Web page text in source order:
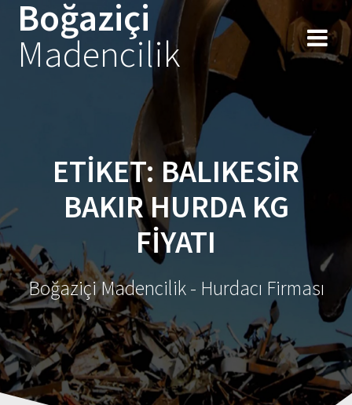
Skip
to
content
Boğaziçi
Madencilik
ETIKET: BALIKESIR
BAKIR HURDA KG
FIYATI
Boğaziçi Madencilik - Hurdacı Firması